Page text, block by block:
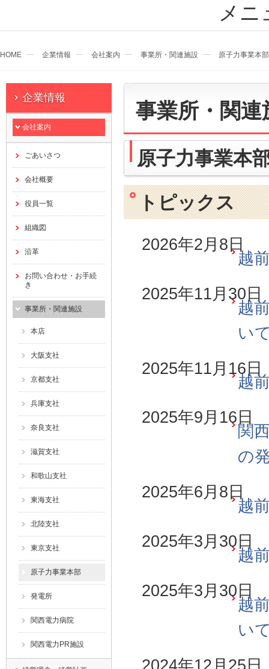
メニ
HOME 企業情報 会社案内 事業所・関連施設 原子力事業本部
事業所・関連
原子力事業本
トピックス
2026年2月8日
越
2025年11月30日
越
い
2025年11月16日
越
2025年9月16日
関
の
2025年6月8日
越
2025年3月30日
越
2025年3月30日
越
い
2024年12月25日
企業情報
会社案内
ごあいさつ
会社概要
役員一覧
組織図
沿革
お問い合わせ・お手続
き
事業所・関連施設
本店
大阪支社
京都支社
兵庫支社
奈良支社
滋賀支社
和歌山支社
東海支社
北陸支社
東京支社
原子力事業本部
発電所
関西電力病院
関西電力PR施設